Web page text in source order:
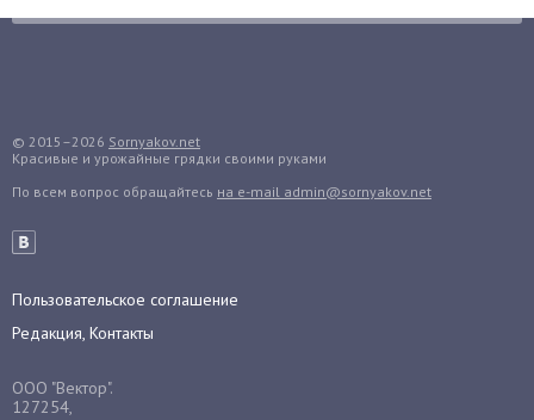
Груши
Дайкон
Декабрист
Денежное дерево
Диффенбахия
Дыня
© 2015–2026 Sornyakov.net
Красивые и урожайные грядки своими руками
По всем вопрос обращайтесь на e-mail admin@sornyakov.net
Пользовательское соглашение
Редакция, Контакты
ООО "Вектор".
127254,